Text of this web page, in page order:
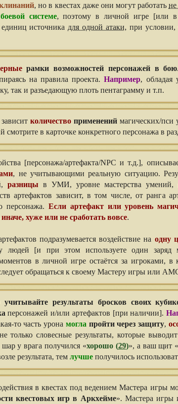
, но в квестах даже они могут работатьне
системе, поэтому в личной игре [или в
единиц источникадля одной атаки, при условии,
рамки возможностей персонажей в бою
на правила проекта.Например, обладая
так и разъедающую плоть пентаграмму и т.п.
зависитколичество применениймагических/пси
в карточке конкретного персонажа в
[персонажа/артефакта/NPC и т.д.],
, не учитывающими реальную ситуацию.
разницы в УМИ, уровне мастерства умений,
артефактов зависит, в том числе, от ранга
персонажа. Если артефакт или уровень
хуже или не сработать вовсе.
подразумевается воздействие на одну
людей [и при этом используете один заряд
в личной игре остаётся за
обращаться к своему Мастеру игры или
учитывайте результаты бросков своих
персонажей и/или артефактов [при наличии].
то часть урона моглапройти через защиту,
только словесные результаты, которые
у врага получился «хорошо (29)», а ваш щит
результата, тем лучше получилось
в квестах под ведением Мастера игры
квестовых игр в Аркхейме». Мастера игры